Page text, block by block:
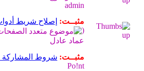
admin
مثبــت: إصلاح شريط
(
عماد عادل
مثبــت: شروط
Po!nt